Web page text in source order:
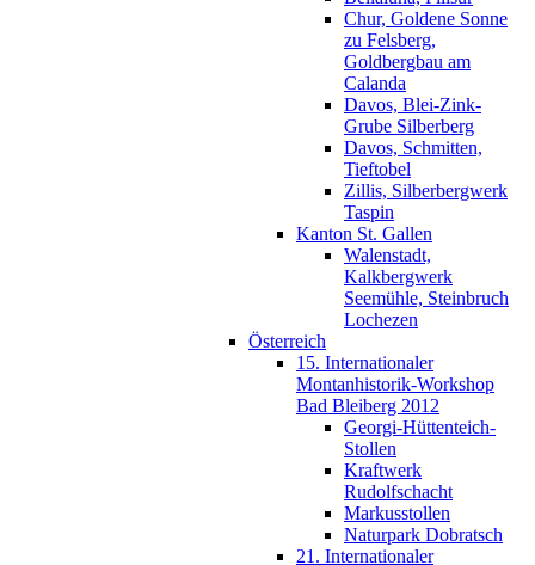
Chur, Goldene Sonne
zu Felsberg,
Goldbergbau am
Calanda
Davos, Blei-Zink-
Grube Silberberg
Davos, Schmitten,
Tieftobel
Zillis, Silberbergwerk
Taspin
Kanton St. Gallen
Walenstadt,
Kalkbergwerk
Seemühle, Steinbruch
Lochezen
Österreich
15. Internationaler
Montanhistorik-Workshop
Bad Bleiberg 2012
Georgi-Hüttenteich-
Stollen
Kraftwerk
Rudolfschacht
Markusstollen
Naturpark Dobratsch
21. Internationaler